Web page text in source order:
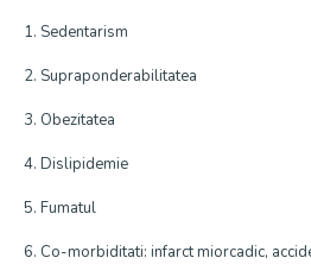
1. Sedentarism
2. Supraponderabilitatea
3. Obezitatea
4. Dislipidemie
5. Fumatul
6. Co-morbiditati: infarct miorcadic,